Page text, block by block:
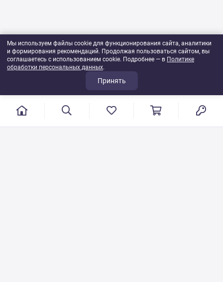
Мы используем файлы cookie для функционирования сайта, аналитики
и формирования рекомендаций. Продолжая пользоваться сайтом, вы
соглашаетесь с использованием cookie. Подробнее — в Политике
обработки персональных данных.
Принять